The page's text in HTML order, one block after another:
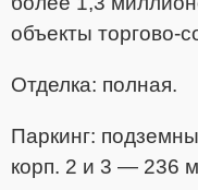
объекты торгово-
Отделка: полная.
Паркинг:
корп. 2 и 3 — 236